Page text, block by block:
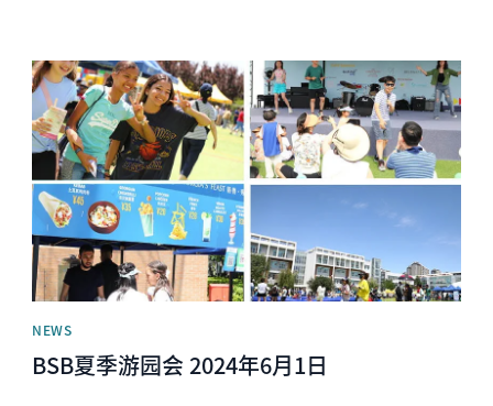
News image
NEWS
BSB夏季游园会 2024年6月1日